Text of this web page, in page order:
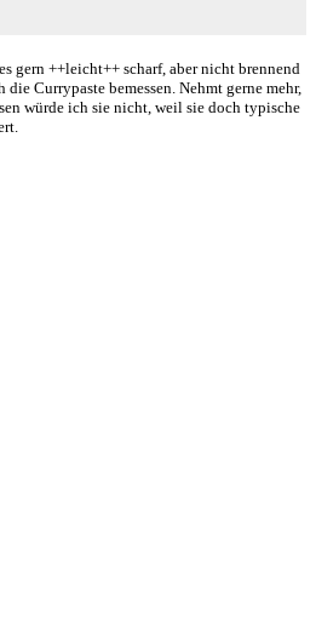
gern ++leicht++ scharf, aber nicht brennend
die Currypaste bemessen. Nehmt gerne mehr,
würde ich sie nicht, weil sie doch typische